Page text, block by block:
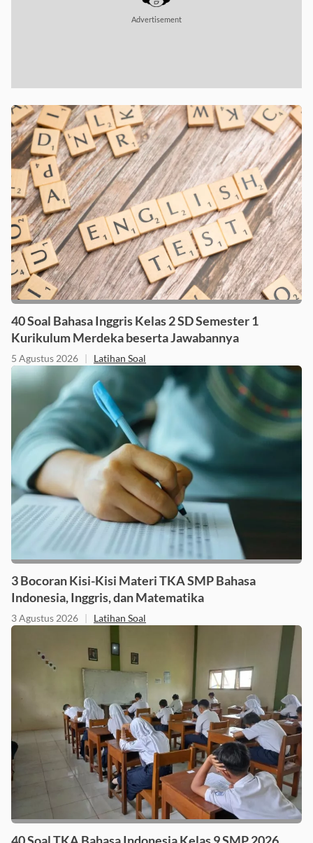
Advertisement
40 Soal Bahasa Inggris Kelas 2 SD Semester 1
Kurikulum Merdeka beserta Jawabannya
5 Agustus 2026 | Latihan Soal
3 Bocoran Kisi-Kisi Materi TKA SMP Bahasa
Indonesia, Inggris, dan Matematika
3 Agustus 2026 | Latihan Soal